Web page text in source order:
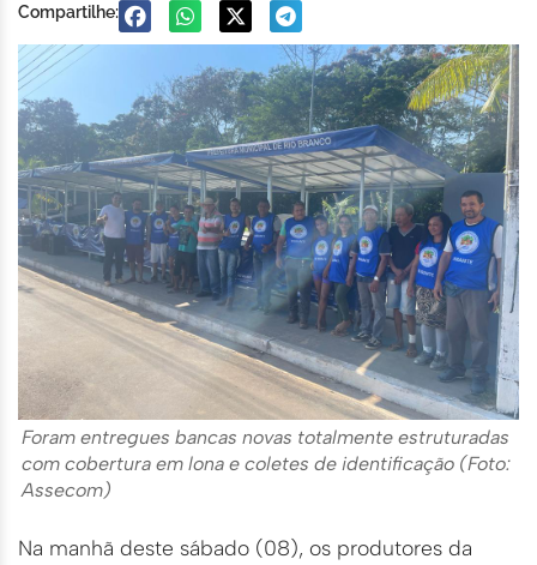
Compartilhe:
Foram entregues bancas novas totalmente estruturadas
com cobertura em lona e coletes de identificação (Foto:
Assecom)
Na manhã deste sábado (08), os produtores da